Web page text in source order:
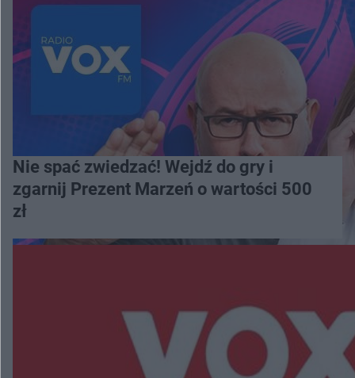
Nie spać zwiedzać! Wejdź do gry i
zgarnij Prezent Marzeń o wartości 500
zł